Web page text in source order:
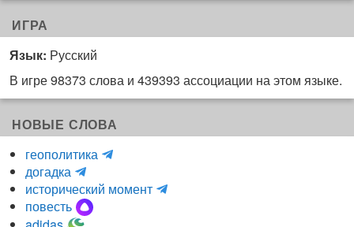
ИГРА
Язык: Русский
В игре 98373 слова и 439393 ассоциации на этом языке.
НОВЫЕ СЛОВА
геополитика
H
d
догадка
m
a
r
r
исторический момент
и
повесть